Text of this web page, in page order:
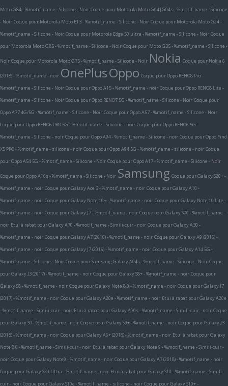
Moto G84 - %motif_name - Silicone - Noir Coque pour Motorola Moto G04|G04s - %motif_name - Silicone
- Noir Coque pour Motorola Moto E13 - %motif_name - Silicone - Noir Coque pour Motorola Moto G24 -
%motif_name - Silicone - Noir Coque pour Motorola Edge 50 ultra - %motif_name - Silicone - Noir Coque
pour Motorola Moto G85 - %motif_name - Silicone - Noir Coque pour Moto G35 - %motif_name - Silicone -
Noir Coque pour Motorola Moto G75 - %motif_name - Silicone - Noir Nokia Coque pour Nokia 6
(2018) - %motif_name - noir OnePlusOppo Coque pour Oppo RENO8 Pro -
%motif_name - Silicone - Noir Coque pour Oppo A15 - %motif_name - noir Coque pour Oppo RENO8 Lite -
%motif_name - Silicone - Noir Coque pour Oppo RENO7 5G - %motif_name - Silicone - Noir Coque pour
Oppo A77 4G/5G - %motif_name - Silicone - Noir Coque pour Oppo A57 - %motif_name - Silicone - Noir
Coque pour Oppo RENO6 PRO 5G - %motif_name - Silicone - noir Coque pour Oppo RENO6 5G -
%motif_name - Silicone - noir Coque pour Oppo A94 - %motif_name - Silicone - noir Coque pour Oppo Find
X5 PRO - %motif_name - silicone - noir Coque pour Oppo A94 5G - %motif_name - silicone - noir Coque
pour Oppo A54 5G - %motif_name - Silicone - Noir Coque pour Oppo A17 - %motif_name - Silicone - Noir
Coque pour Oppo A16s - %motif_name - Silicone - Noir Samsung Coque pour Galaxy S20+ -
%motif_name - noir Coque pour Galaxy Ace 3 - %motif_name - noir Coque pour Galaxy A10 -
%motif_name - noir Coque pour Galaxy Note 10+ - %motif_name - noir Coque pour Galaxy Note 10 Lite -
%motif_name - noir Coque pour Galaxy J7 - %motif_name - noir Coque pour Galaxy S20 - %motif_name -
noir Etui à rabat pour Galaxy A70 - %motif_name - Simili-cuir - noir Coque pour Galaxy A30 -
%motif_name - noir Coque pour Galaxy A7 (2016) - %motif_name - noir Coque pour Galaxy A9 (2016) -
%motif_name - noir Coque pour Galaxy J7 (2016) - %motif_name - noir Coque pour Galaxy A14 5G -
%motif_name - Silicone - Noir Coque pour Samsung Galaxy A04s - %motif_name - Silicone - Noir Coque
pour Galaxy J3 (2017) - %motif_name - noir Coque pour Galaxy S8+ - %motif_name - noir Coque pour
Galaxy S8 - %motif_name - noir Coque pour Galaxy Note 8.0 - %motif_name - noir Coque pour Galaxy J7
(2017) - %motif_name - noir Coque pour Galaxy A20e - %motif_name - noir Etui à rabat pour Galaxy A20e
- %motif_name - Simili-cuir - noir Etui à rabat pour Galaxy A70s - %motif_name - Simili-cuir - noir Coque
pour Galaxy S9 - %motif_name - noir Coque pour Galaxy S9+ - %motif_name - noir Coque pour Galaxy J3
(2018) - %motif_name - noir Coque pour Galaxy A6+ (2018) - %motif_name - noir Etui à rabat pour Galaxy
Note 8.0 - %motif_name - Simili-cuir - noir Etui à rabat pour Galaxy Note 9 - %motif_name - Simili-cuir -
noir Coque pour Galaxy Note9 - %motif_name - noir Coque pour Galaxy A7 (2018) - %motif_name - noir
Coque pour Galaxy S20 Ultra - %motif_name - noir Etui à rabat pour Galaxy S10 - %motif_name - Simili-
cuir - noir Coque pour Galaxy S10e - %motif_name - silicone - noir Coque pour Galaxy S10+ -